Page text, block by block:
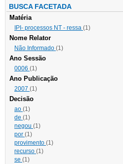
BUSCA FACETADA
Matéria
IPI- processos NT - ressa (1)
Nome Relator
Não Informado (1)
Ano Sessão
0006 (1)
Ano Publicação
2007 (1)
Decisão
ao (1)
de (1)
negou (1)
por (1)
provimento (1)
recurso (1)
se (1)